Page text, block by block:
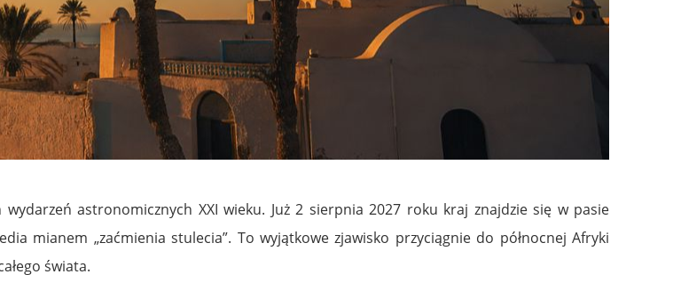
astronomicznych XXI wieku. Już 2 sierpnia 2027 roku kraj znajdzie się w pasie
mianem „zaćmienia stulecia”. To wyjątkowe zjawisko przyciągnie do północnej Afryki
świata.